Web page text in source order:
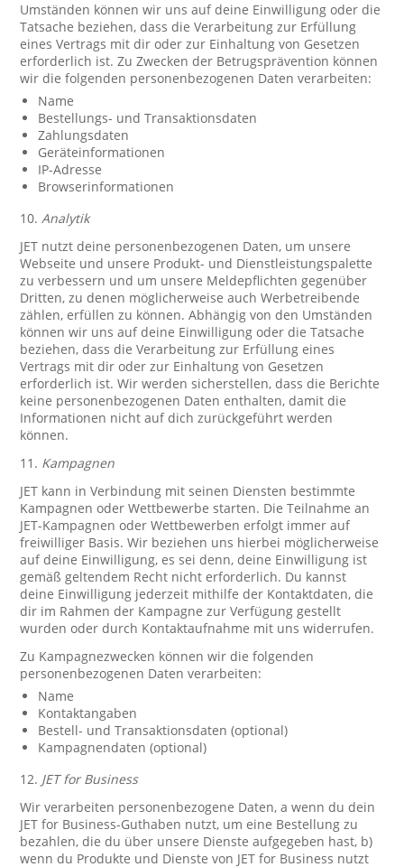
Umständen können wir uns auf deine Einwilligung oder die
Tatsache beziehen, dass die Verarbeitung zur Erfüllung
eines Vertrags mit dir oder zur Einhaltung von Gesetzen
erforderlich ist. Zu Zwecken der Betrugsprävention können
wir die folgenden personenbezogenen Daten verarbeiten:
Name
Bestellungs- und Transaktionsdaten
Zahlungsdaten
Geräteinformationen
IP-Adresse
Browserinformationen
10.Analytik
JET nutzt deine personenbezogenen Daten, um unsere
Webseite und unsere Produkt- und Dienstleistungspalette
zu verbessern und um unsere Meldepflichten gegenüber
Dritten, zu denen möglicherweise auch Werbetreibende
zählen, erfüllen zu können. Abhängig von den Umständen
können wir uns auf deine Einwilligung oder die Tatsache
beziehen, dass die Verarbeitung zur Erfüllung eines
Vertrags mit dir oder zur Einhaltung von Gesetzen
erforderlich ist. Wir werden sicherstellen, dass die Berichte
keine personenbezogenen Daten enthalten, damit die
Informationen nicht auf dich zurückgeführt werden
können.
11. Kampagnen
JET kann in Verbindung mit seinen Diensten bestimmte
Kampagnen oder Wettbewerbe starten. Die Teilnahme an
JET-Kampagnen oder Wettbewerben erfolgt immer auf
freiwilliger Basis. Wir beziehen uns hierbei möglicherweise
auf deine Einwilligung, es sei denn, deine Einwilligung ist
gemäß geltendem Recht nicht erforderlich. Du kannst
deine Einwilligung jederzeit mithilfe der Kontaktdaten, die
dir im Rahmen der Kampagne zur Verfügung gestellt
wurden oder durch Kontaktaufnahme mit uns widerrufen.
Zu Kampagnezwecken können wir die folgenden
personenbezogenen Daten verarbeiten:
Name
Kontaktangaben
Bestell- und Transaktionsdaten (optional)
Kampagnendaten (optional)
12. JET for Business
Wir verarbeiten personenbezogene Daten, a wenn du dein
JET for Business-Guthaben nutzt, um eine Bestellung zu
bezahlen, die du über unsere Dienste aufgegeben hast, b)
wenn du Produkte und Dienste von JET for Business nutzt